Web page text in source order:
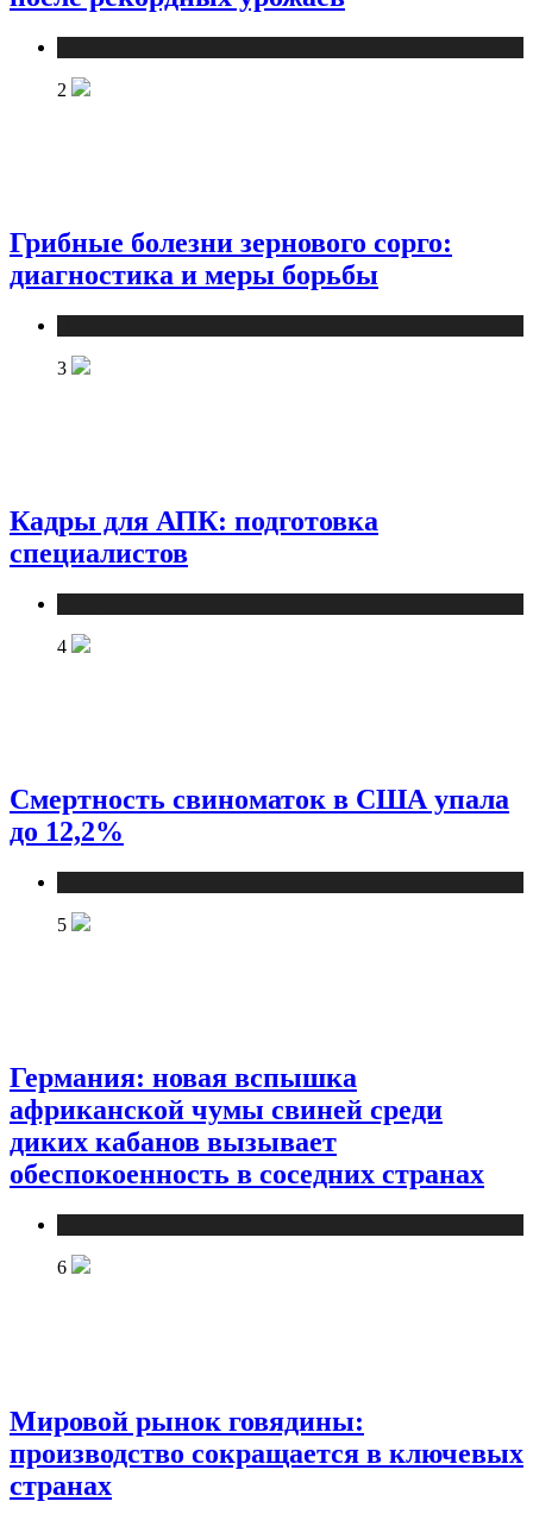
2
Грибные болезни зернового сорго:
диагностика и меры борьбы
3
Кадры для АПК: подготовка
специалистов
4
Смертность свиноматок в США упала
до 12,2%
5
Германия: новая вспышка
африканской чумы свиней среди
диких кабанов вызывает
обеспокоенность в соседних странах
6
Мировой рынок говядины:
производство сокращается в ключевых
странах